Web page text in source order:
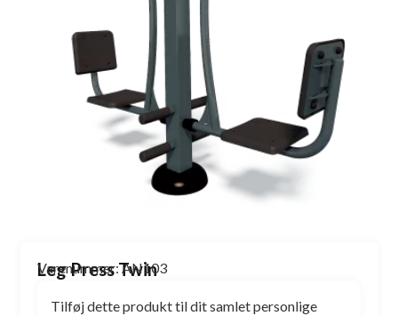
Leg Press Twin
Varenummer: AN103
Tilføj dette produkt til dit samlet personlige